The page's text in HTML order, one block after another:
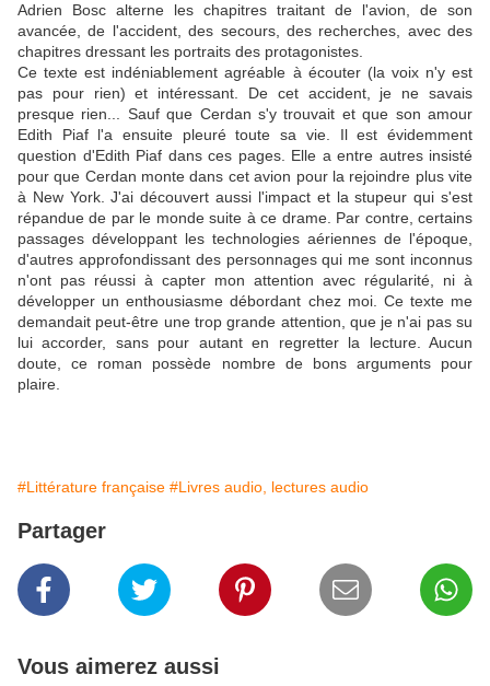
Adrien Bosc alterne les chapitres traitant de l'avion, de son
avancée, de l'accident, des secours, des recherches, avec des
chapitres dressant les portraits des protagonistes.
Ce texte est indéniablement agréable à écouter (la voix n'y est
pas pour rien) et intéressant. De cet accident, je ne savais
presque rien... Sauf que Cerdan s'y trouvait et que son amour
Edith Piaf l'a ensuite pleuré toute sa vie. Il est évidemment
question d'Edith Piaf dans ces pages. Elle a entre autres insisté
pour que Cerdan monte dans cet avion pour la rejoindre plus vite
à New York. J'ai découvert aussi l'impact et la stupeur qui s'est
répandue de par le monde suite à ce drame. Par contre, certains
passages développant les technologies aériennes de l'époque,
d'autres approfondissant des personnages qui me sont inconnus
n'ont pas réussi à capter mon attention avec régularité, ni à
développer un enthousiasme débordant chez moi. Ce texte me
demandait peut-être une trop grande attention, que je n'ai pas su
lui accorder, sans pour autant en regretter la lecture. Aucun
doute, ce roman possède nombre de bons arguments pour
plaire.
#Littérature française #Livres audio, lectures audio
Partager
Vous aimerez aussi